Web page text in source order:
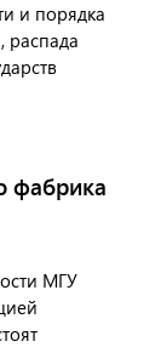
и порядка
распада
фабрика
МГУ